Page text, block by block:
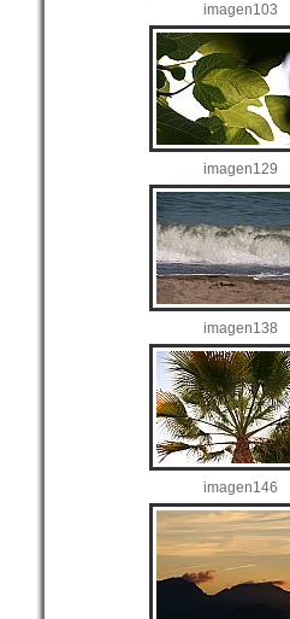
imagen103
imagen129
imagen138
imagen146